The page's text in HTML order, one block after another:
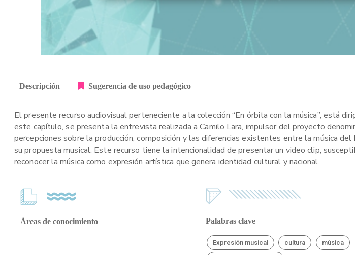
Descripción Sugerencia de uso pedagógico
El presente recurso audiovisual perteneciente a la colección “En órbita con la música”, está
este capítulo, se presenta la entrevista realizada a Camilo Lara, impulsor del proyecto
percepciones sobre la producción, composición y las diferencias existentes entre la música
su propuesta musical. Este recurso tiene la intencionalidad de presentar un video clip,
reconocer la música como expresión artística que genera identidad cultural y nacional.
Áreas de conocimiento Palabras clave
Expresión musical cultura música